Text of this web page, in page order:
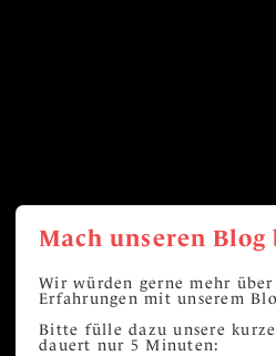
Mach unseren Blog
Wir würden gerne mehr
Erfahrungen mit unserem
Bitte fülle dazu unsere
dauert nur 5 Minuten: